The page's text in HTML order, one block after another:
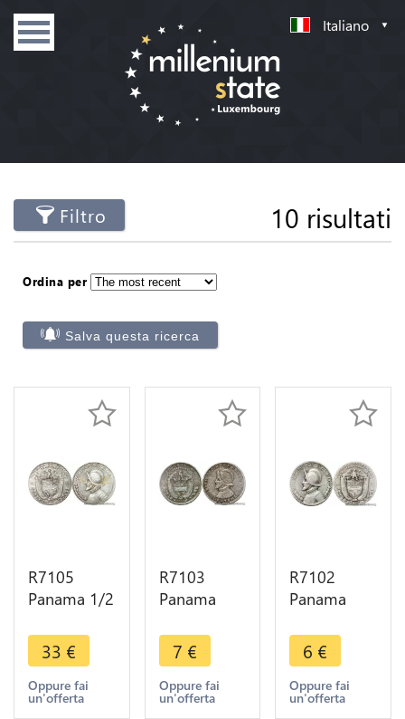
Italiano
Filtro 10 risultati
Ordina per
Salva questa ricerca
R7105
Panama 1/2
1947 Silver
-> Make
offer
33 €
Oppure fai
un'offerta
R7103
Panama
1/10 Balboa
1953 Silver
AU -> Make
offer
7 €
Oppure fai
un'offerta
R7102
Panama
1/10 Balboa
1947 Silver
-> Make
offer
6 €
Oppure fai
un'offerta